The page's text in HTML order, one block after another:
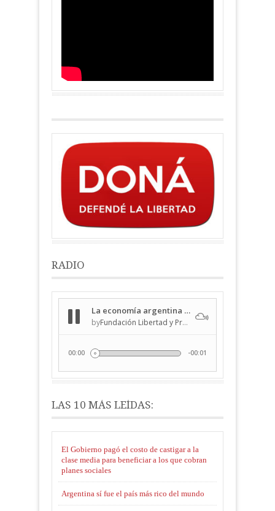
RADIO
LAS 10 MÁS LEÍDAS:
El Gobierno pagó el costo de castigar a la
clase media para beneficiar a los que cobran
planes sociales
Argentina sí fue el país más rico del mundo